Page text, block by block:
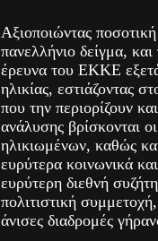
Αξιοποιώντας
πανελλήνιο δείγμα,
έρευνα του ΕΚΚΕ
ηλικίας, εστιάζοντας
που την περιορίζουν
ανάλυσης βρίσκονται
ηλικιωμένων, καθώς
ευρύτερα κοινωνικά
ευρύτερη διεθνή
πολιτιστική
άνισες διαδρομές